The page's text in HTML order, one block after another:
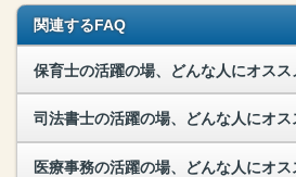
関連するFAQ
保育士の活躍の場、どんな人にオスス
司法書士の活躍の場、どんな人にオス
医療事務の活躍の場、どんな人にオス